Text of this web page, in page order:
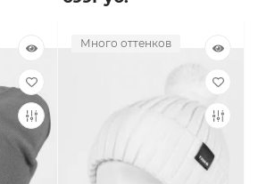
Много оттенков